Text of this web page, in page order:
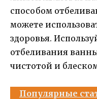
способом
можете
здоровья.
отбеливания
чистотой и
Популярные